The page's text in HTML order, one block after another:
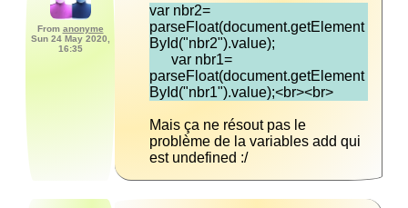
From anonyme
Sun 24 May 2020,
16:35
‎var nbr2=
parseFloat(document.getElement
var nbr1=
parseFloat(document.getElement
ById("nbr1").value);<br><br>
Mais ça ne résout pas le
problème de la variables add qui
est undefined :/